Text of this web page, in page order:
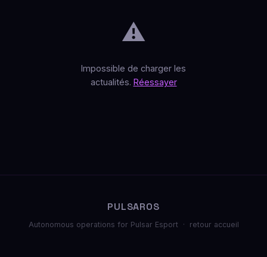
⚠️
Impossible de charger les
actualités. Réessayer
PULSAROS
Autonomous operations for Pulsar Esport · retour accueil